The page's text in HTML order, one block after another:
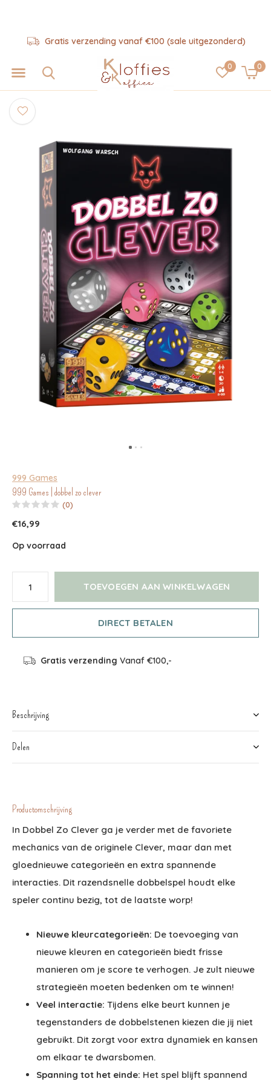
0 0
Gratis verzending vanaf €100 (sale uitgezonderd)
999 Games
999 Games | dobbel zo clever
(0)
€16,99
Op voorraad
TOEVOEGEN AAN WINKELWAGEN
DIRECT BETALEN
Gratis verzending Vanaf €100,-
Beschrijving
Delen
Productomschrijving
In Dobbel Zo Clever ga je verder met de favoriete
mechanics van de originele Clever, maar dan met
gloednieuwe categorieën en extra spannende
interacties. Dit razendsnelle dobbelspel houdt elke
speler continu bezig, tot de laatste worp!
Nieuwe kleurcategorieën: De toevoeging van
nieuwe kleuren en categorieën biedt frisse
manieren om je score te verhogen. Je zult nieuwe
strategieën moeten bedenken om te winnen!
Veel interactie: Tijdens elke beurt kunnen je
tegenstanders de dobbelstenen kiezen die jij niet
gebruikt. Dit zorgt voor extra dynamiek en kansen
om elkaar te dwarsbomen.
Spanning tot het einde: Het spel blijft spannend